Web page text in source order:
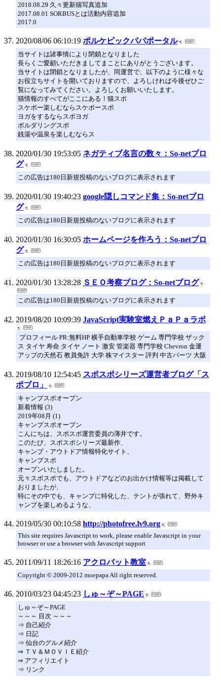
2018.08.29 久々更新猫写真追加
2017.08.01 SORBUSとは活動内容追加
2017.0
2020/08/06 06:10:19 ポルケピックパパポータル
当サイトは諸事情により閉鎖となりました
長らくご愛顧いただきましてまことにありがとうございます。
当サイトは閉鎖となりましたが、同運営で、以下のように様々な
お役立ちサイトを開いておりますので、よろしければ今後ぜひご
覧になってみてください。よろしくお願いいたします。
猫情報のすべてがここにある！猫スポ
スケボー楽しむならスケボースポ
ヨガをするならスポヨガ
ボルダリングスポ
銭湯や温泉を楽しむならス
2020/01/30 19:53:05 ネガティブ名言の数々：So-netブロ
グ
この広告は180日新規投稿のないブログに表示されます
2020/01/30 19:40:23 google隠しコマンド集：So-netブロ
グ
この広告は180日新規投稿のないブログに表示されます
2020/01/30 16:30:05 ホームページを作ろう：So-netブロ
グ
この広告は180日新規投稿のないブログに表示されます
2020/01/30 13:28:28 ＳＥＯ考察ブログ：So-netブログ
この広告は180日新規投稿のないブログに表示されます
2019/08/20 10:09:39 JavaScript実験室燃えＰａＰａラボ
プロフィール PR:無料HP 横手自動車学校 ゲーム 専門学校 ザック
ス タイヤ 寿命 タイヤ ノート 激安 管楽器 専門学校 Chevron 金運
アップの天然石 教員免許 大学 株マイスター 評判 中古パーツ 大阪
2019/08/10 12:54:45 スポスポシリーズ運営者ブログ「ス
ポブロ」
キャンプスポオープン
新着情報 (3)
2019年08月 (1)
キャンプスポオープン
こんにちは、スポスポ運営委員の薄井です。
このたび、スポスポシリーズ最新作、
キャンプ・アウトドア情報特化サイト、
キャンプスポ
オープンいたしました。
元々スポスポでも、アウトドアなどのお出かけ情報等は掲載して
おりましたが、
特にその中でも、キャンプに特化した、テントが張れて、野外キ
ャンプを楽しめるような、
2019/05/30 00:10:58 http://photofree.lv9.org
This site requires Javascript to work, please enable Javascript in your
browser or use a browser with Javascript support
2011/09/11 18:26:16 アクロバット教室
Copyright © 2009-2012 moepapa All right reserved.
2010/03/23 04:45:23 しゅ～ぞ～PAGE
しゅ～ぞ～PAGE
～～～ 目次 ～～～
⇒ 自己紹介
⇒ 日記
⇒ 仙台のグルメ紹介
⇒ ＴＶ＆ＭＯＶＩＥ紹介
⇒ アフィリエイト
⇒ リンク